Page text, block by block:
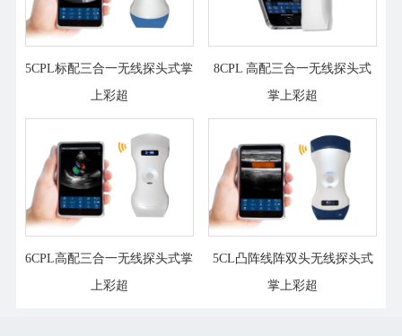
5CPL标配三合一无线探头式掌
上彩超
8CPL 高配三合一无线探头式
掌上彩超
6CPL高配三合一无线探头式掌
上彩超
5CL凸阵线阵双头无线探头式
掌上彩超